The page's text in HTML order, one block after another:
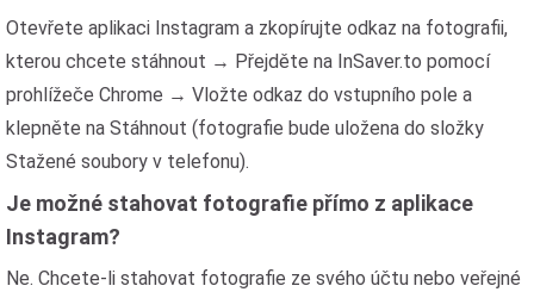
Otevřete aplikaci Instagram a zkopírujte odkaz na fotografii,
kterou chcete stáhnout → Přejděte na InSaver.to pomocí
prohlížeče Chrome → Vložte odkaz do vstupního pole a
klepněte na Stáhnout (fotografie bude uložena do složky
Stažené soubory v telefonu).
Je možné stahovat fotografie přímo z aplikace
Instagram?
Ne. Chcete-li stahovat fotografie ze svého účtu nebo veřejné